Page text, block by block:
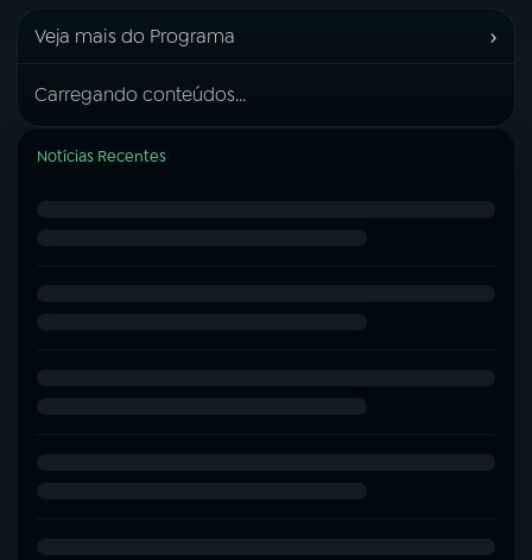
Veja mais do Programa ›
Carregando conteúdos...
Notícias Recentes